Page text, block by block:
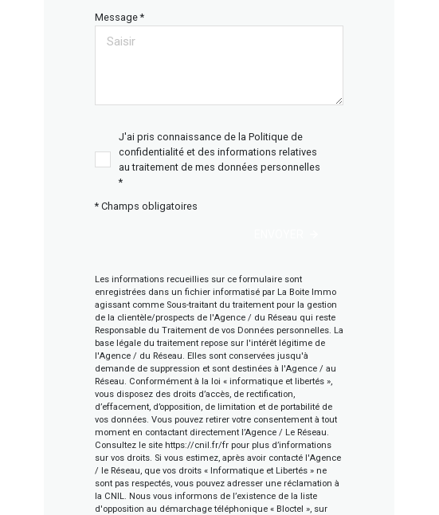
Message *
J'ai pris connaissance de la Politique de
confidentialité et des informations relatives
au traitement de mes données personnelles
*
* Champs obligatoires
Les informations recueillies sur ce formulaire sont
enregistrées dans un fichier informatisé par La Boite Immo
agissant comme Sous-traitant du traitement pour la gestion
de la clientèle/prospects de l'Agence / du Réseau qui reste
Responsable du Traitement de vos Données personnelles. La
base légale du traitement repose sur l'intérêt légitime de
l'Agence / du Réseau. Elles sont conservées jusqu'à
demande de suppression et sont destinées à l'Agence / au
Réseau. Conformément à la loi « informatique et libertés »,
vous disposez des droits d’accès, de rectification,
d’effacement, d’opposition, de limitation et de portabilité de
vos données. Vous pouvez retirer votre consentement à tout
moment en contactant directement l’Agence / Le Réseau.
Consultez le site https://cnil.fr/frpour plus d’informations
sur vos droits. Si vous estimez, après avoir contacté l'Agence
/ le Réseau, que vos droits « Informatique et Libertés » ne
sont pas respectés, vous pouvez adresser une réclamation à
la CNIL. Nous vous informons de l’existence de la liste
d'opposition au démarchage téléphonique « Bloctel », sur